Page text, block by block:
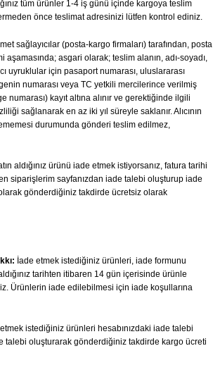
tüm ürünler 1-4 iş günü içinde kargoya teslim
önce teslimat adresinizi lütfen kontrol ediniz.
sağlayıcılar (posta-kargo firmaları) tarafından, posta
aşamasında; asgari olarak; teslim alanın, adı-soyadı,
uyruklular için pasaport numarası, uluslararası
numarası veya TC yetkili mercilerince verilmiş
numarası) kayıt altına alınır ve gerektiğinde ilgili
sağlanarak en az iki yıl süreyle saklanır. Alıcının
durumunda gönderi teslim edilmez,
aldığınız ürünü iade etmek istiyorsanız, fatura tarihi
siparişlerim sayfanızdan iade talebi oluşturup iade
gönderdiğiniz takdirde ücretsiz olarak
İade etmek istediğiniz ürünleri, iade formunu
tarihten itibaren 14 gün içerisinde ürünle
Ürünlerin iade edilebilmesi için iade koşullarına
istediğiniz ürünleri hesabınızdaki iade talebi
talebi oluşturarak gönderdiğiniz takdirde kargo ücreti